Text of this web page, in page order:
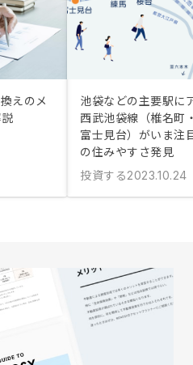
えのメ
池袋などの主要駅に
西武池袋線（椎名町
富士見台）がいま注
の住みやすさ発見
投資する2023.10.24